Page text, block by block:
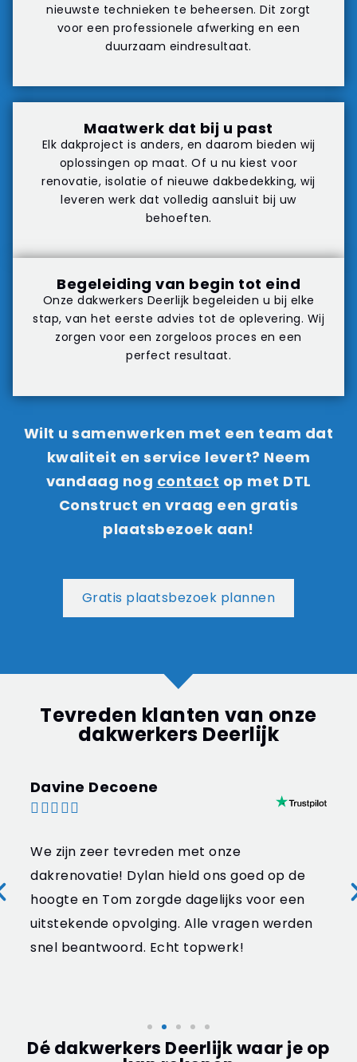
nieuwste technieken te beheersen. Dit zorgt
voor een professionele afwerking en een
duurzaam eindresultaat.
Maatwerk dat bij u past
Elk dakproject is anders, en daarom bieden wij
oplossingen op maat. Of u nu kiest voor
renovatie, isolatie of nieuwe dakbedekking, wij
leveren werk dat volledig aansluit bij uw
behoeften.
Begeleiding van begin tot eind
Onze dakwerkers Deerlijk begeleiden u bij elke
stap, van het eerste advies tot de oplevering. Wij
zorgen voor een zorgeloos proces en een
perfect resultaat.
Wilt u samenwerken met een team dat
kwaliteit en service levert? Neem
vandaag nog contact op met DTL
Construct en vraag een gratis
plaatsbezoek aan!
Gratis plaatsbezoek plannen
Tevreden klanten van onze
dakwerkers Deerlijk
Davine Decoene
    
We zijn zeer tevreden met onze
dakrenovatie! Dylan hield ons goed op de
hoogte en Tom zorgde dagelijks voor een
uitstekende opvolging. Alle vragen werden
snel beantwoord. Echt topwerk!
Dé dakwerkers Deerlijk waar je op